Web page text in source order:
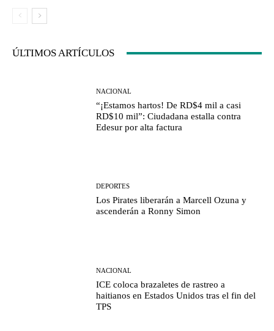
ÚLTIMOS ARTÍCULOS
NACIONAL
“¡Estamos hartos! De RD$4 mil a casi
RD$10 mil”: Ciudadana estalla contra
Edesur por alta factura
DEPORTES
Los Pirates liberarán a Marcell Ozuna y
ascenderán a Ronny Simon
NACIONAL
ICE coloca brazaletes de rastreo a
haitianos en Estados Unidos tras el fin del
TPS